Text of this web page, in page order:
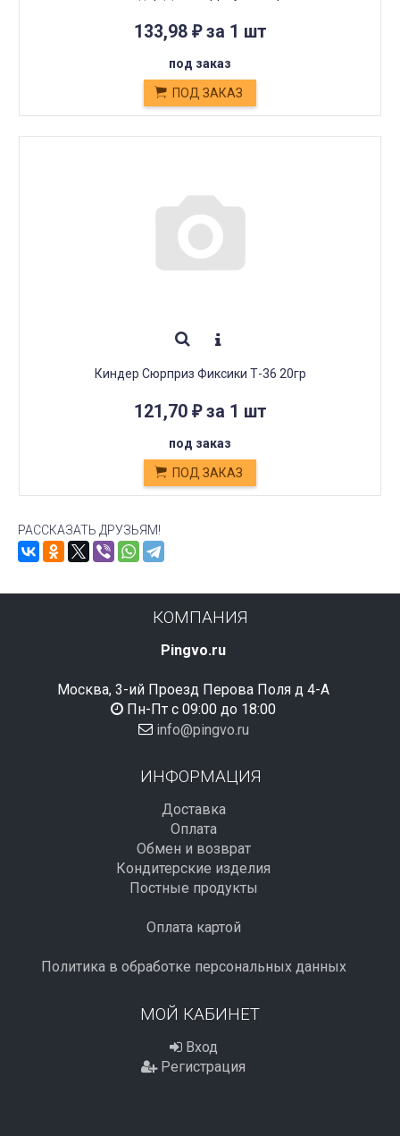
133,98 ₽за 1 шт
под заказ
ПОД ЗАКАЗ
Киндер Сюрприз Фиксики Т-36 20гр
121,70 ₽за 1 шт
под заказ
ПОД ЗАКАЗ
РАССКАЗАТЬ ДРУЗЬЯМ!
КОМПАНИЯ
Pingvo.ru
Москва, 3-ий Проезд Перова Поля д 4-А
Пн-Пт с 09:00 до 18:00
info@pingvo.ru
ИНФОРМАЦИЯ
Доставка
Оплата
Обмен и возврат
Кондитерские изделия
Постные продукты
Оплата картой
Политика в обработке персональных данных
МОЙ КАБИНЕТ
Вход
Регистрация